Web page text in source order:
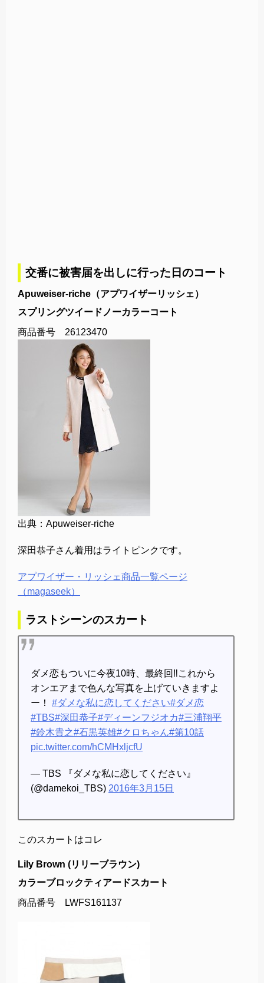
交番に被害届を出しに行った日のコート
Apuweiser-riche（アプワイザーリッシェ）
スプリングツイードノーカラーコート
商品番号 26123470
出典：Apuweiser-riche
深田恭子さん着用はライトピンクです。
アプワイザー・リッシェ商品一覧ページ
（magaseek）
ラストシーンのスカート
ダメ恋もついに今夜10時、最終回‼︎これから
オンエアまで色んな写真を上げていきますよ
ー！ #ダメな私に恋してください#ダメ恋
#TBS#深田恭子#ディーンフジオカ#三浦翔平
#鈴木貴之#石黒英雄#クロちゃん#第10話
pic.twitter.com/hCMHxljcfU
— TBS 『ダメな私に恋してください』
(@damekoi_TBS) 2016年3月15日
このスカートはコレ
Lily Brown (リリーブラウン)
カラーブロックティアードスカート
商品番号 LWFS161137